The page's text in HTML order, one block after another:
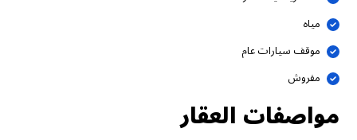
مياه
موقف سيارات عام
مفروش
مواصفات العقار